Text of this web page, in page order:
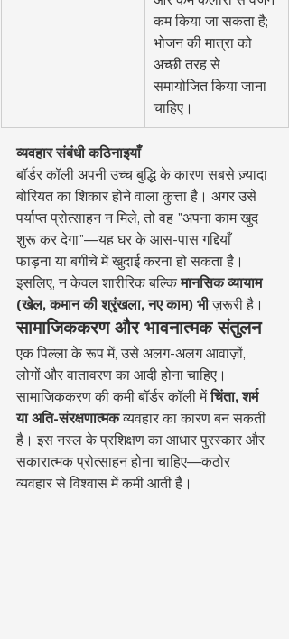
कम किया जा सकता है;
भोजन की मात्रा को
अच्छी तरह से
समायोजित किया जाना
चाहिए।
व्यवहार संबंधी कठिनाइयाँ
बॉर्डर कॉली अपनी उच्च बुद्धि के कारण सबसे ज़्यादा
बोरियत का शिकार होने वाला कुत्ता है। अगर उसे
पर्याप्त प्रोत्साहन न मिले, तो वह "अपना काम खुद
शुरू कर देगा"—यह घर के आस-पास गद्दियाँ
फाड़ना या बगीचे में खुदाई करना हो सकता है।
इसलिए, न केवल शारीरिक बल्कि मानसिक व्यायाम
(खेल, कमान की श्रृंखला, नए काम) भी ज़रूरी है।
सामाजिककरण और भावनात्मक संतुलन
एक पिल्ला के रूप में, उसे अलग-अलग आवाज़ों,
लोगों और वातावरण का आदी होना चाहिए।
सामाजिककरण की कमी बॉर्डर कॉली में चिंता, शर्म
या अति-संरक्षणात्मक व्यवहार का कारण बन सकती
है। इस नस्ल के प्रशिक्षण का आधार पुरस्कार और
सकारात्मक प्रोत्साहन होना चाहिए—कठोर
व्यवहार से विश्वास में कमी आती है।